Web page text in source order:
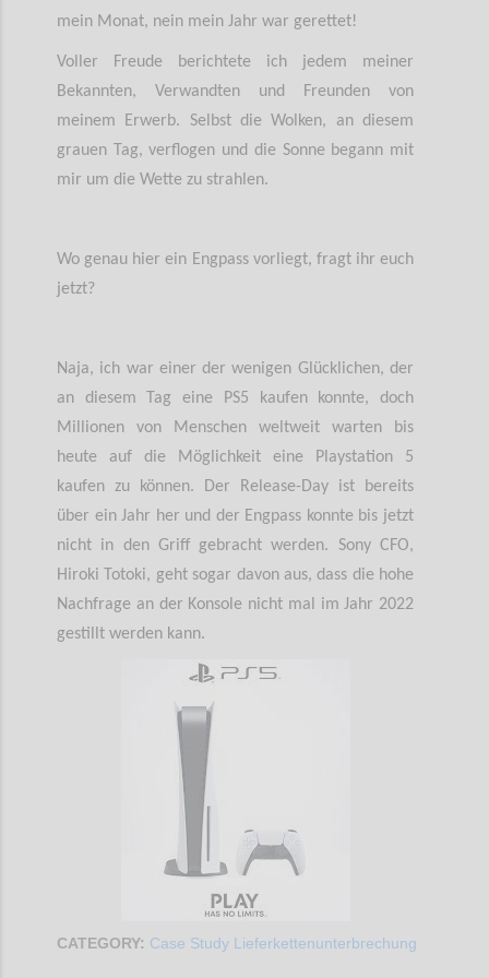
mein Monat, nein mein Jahr war gerettet!
Voller Freude berichtete ich jedem meiner
Bekannten, Verwandten und Freunden von
meinem Erwerb. Selbst die Wolken, an diesem
grauen Tag, verflogen und die Sonne begann mit
mir um die Wette zu strahlen.
Wo genau hier ein Engpass vorliegt, fragt ihr euch
jetzt?
Naja, ich war einer der wenigen Glücklichen, der
an diesem Tag eine PS5 kaufen konnte, doch
Millionen von Menschen weltweit warten bis
heute auf die Möglichkeit eine Playstation 5
kaufen zu können. Der Release-Day ist bereits
über ein Jahr her und der Engpass konnte bis jetzt
nicht in den Griff gebracht werden. Sony CFO,
Hiroki Totoki, geht sogar davon aus, dass die hohe
Nachfrage an der Konsole nicht mal im Jahr 2022
gestillt werden kann.
CATEGORY: Case Study Lieferkettenunterbrechung